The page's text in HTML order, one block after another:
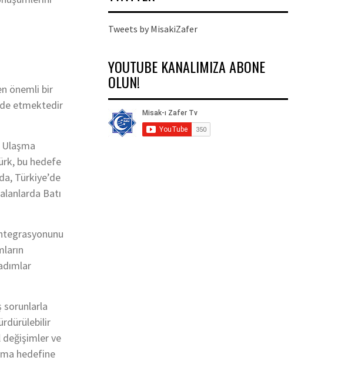
önemli bir
etmektedir
bu hedefe
Türkiye’de
Batı
sorunlarla
değişimler ve
hedefine
Tweets by MisakiZafer
YOUTUBE KANALIMIZA ABONE
OLUN!